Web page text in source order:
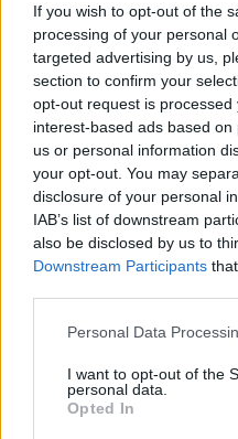
If you wish to opt-out of the
processing of your personal
targeted advertising by us,
section to confirm your
opt-out request is
interest-based ads based
us or personal information
your opt-out. You may
disclosure of your personal
IAB’s list of downstream
also be disclosed by us to
Downstream Participants
Personal Data
I want to opt-out of the
personal data.
Opted In
tabla de horarios adjunta.
En relación a las
Navidad, Guaguas
(Auditorio-Campus
el Campus de Tafira, a
anteriores. Los días 24
entre el Guiniguada y
domingos y festivos del
suspender el servicio
anteriores. Esta línea
no presta servicio en
Universitario.